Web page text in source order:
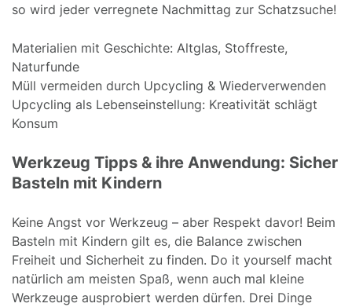
so wird jeder verregnete Nachmittag zur Schatzsuche!
Materialien mit Geschichte: Altglas, Stoffreste,
Naturfunde
Müll vermeiden durch Upcycling & Wiederverwenden
Upcycling als Lebenseinstellung: Kreativität schlägt
Konsum
Werkzeug Tipps & ihre Anwendung: Sicher
Basteln mit Kindern
Keine Angst vor Werkzeug – aber Respekt davor! Beim
Basteln mit Kindern gilt es, die Balance zwischen
Freiheit und Sicherheit zu finden. Do it yourself macht
natürlich am meisten Spaß, wenn auch mal kleine
Werkzeuge ausprobiert werden dürfen. Drei Dinge